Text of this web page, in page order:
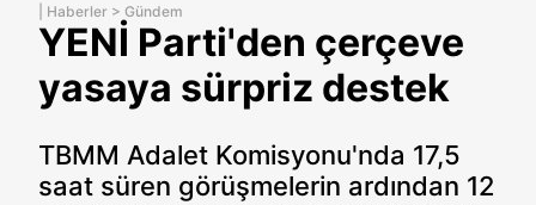
Haberler > Gündem
YENİ Parti'den çerçeve
yasaya sürpriz destek
TBMM Adalet Komisyonu'nda 17,5
saat süren görüşmelerin ardından 12